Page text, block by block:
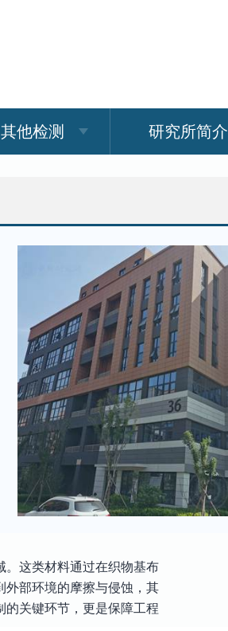
其他检测 研究所简介
。这类材料通过在织物基布
外部环境的摩擦与侵蚀，其
关键环节，更是保障工程